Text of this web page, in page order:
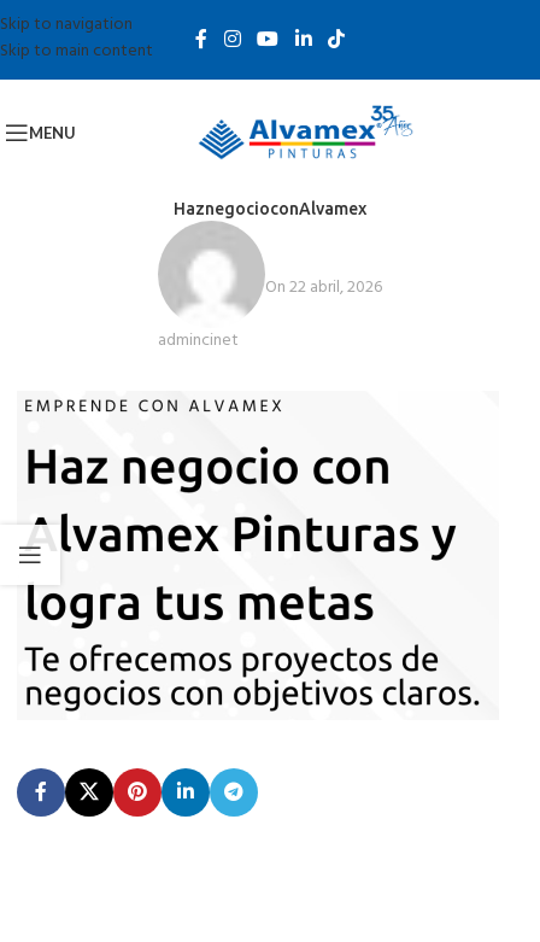
Skip to navigation
Skip to main content
MENU
HaznegocioconAlvamex
admincinet
On 22 abril, 2026